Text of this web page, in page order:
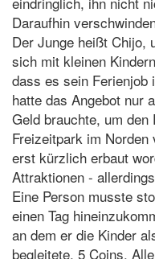
Daraufhin
Der Junge heißt Chijo,
sich mit kleinen
dass es sein
hatte das Angebot nur
Geld brauchte, um
Freizeitpark im
erst kürzlich erbaut
Attraktionen -
Eine Person musste
einen Tag
an dem er die Kinder
begleitete, 5 Coins.